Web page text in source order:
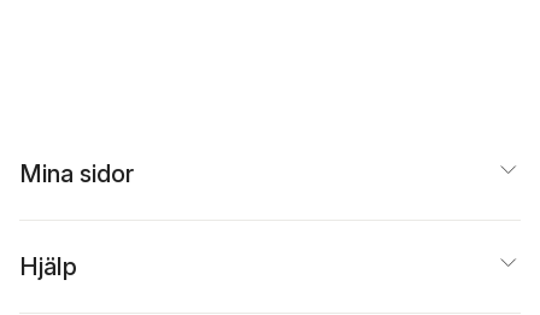
Mina sidor
Hjälp